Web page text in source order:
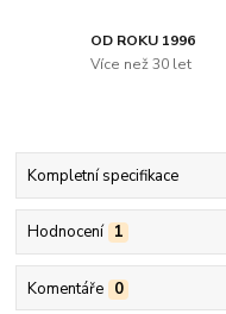
OD ROKU 1996
Více než 30 let
Kompletní specifikace
Hodnocení 1
Komentáře 0